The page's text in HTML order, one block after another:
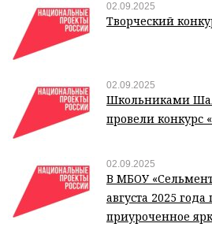
02.09.2025
Творческий
02.09.2025
Школьниками
провели конкурс
02.09.2025
В МБОУ
августа 2025
приуроченное